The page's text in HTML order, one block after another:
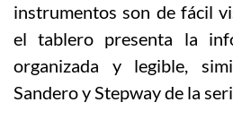
instrumentos son de fácil
el tablero presenta la
organizada y legible,
Sandero y Stepway de la